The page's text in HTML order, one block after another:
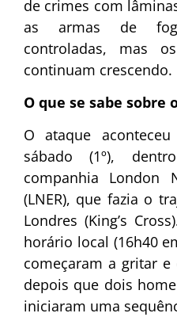
de crimes com
as armas de
controladas, mas
continuam crescendo.
O que se sabe sobre
O ataque
sábado (1º),
companhia London
(LNER), que fazia o
Londres (King’s
horário local (16h40
começaram a gritar
depois que dois
iniciaram uma